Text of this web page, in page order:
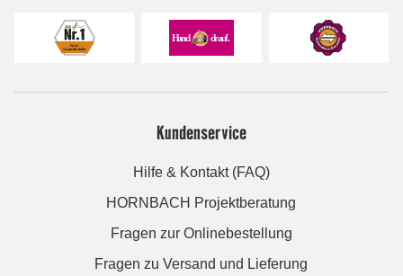
Kundenservice
Hilfe & Kontakt (FAQ)
HORNBACH Projektberatung
Fragen zur Onlinebestellung
Fragen zu Versand und Lieferung